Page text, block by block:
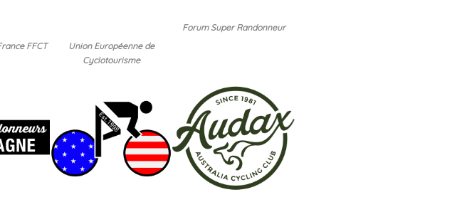
FFCT
Union Européenne de
Cyclotourisme
Forum Super Randonneur